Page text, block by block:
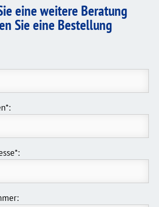
eine weitere Beratung
Sie eine Bestellung